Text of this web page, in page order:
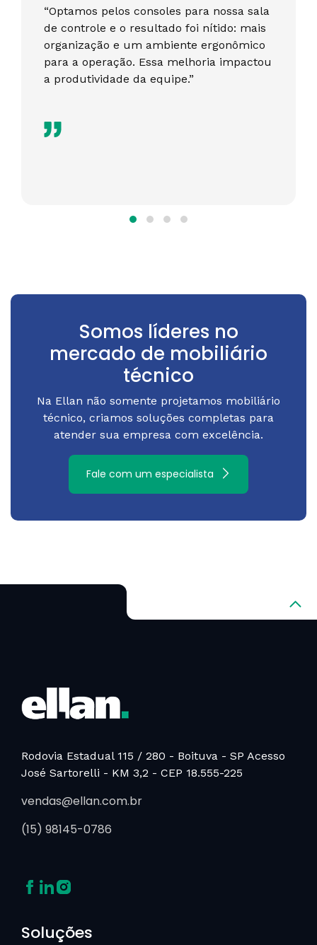
“Optamos pelos consoles para nossa sala
de controle e o resultado foi nítido: mais
organização e um ambiente ergonômico
para a operação. Essa melhoria impactou
a produtividade da equipe.”
Somos líderes no
mercado de mobiliário
técnico
Na Ellan não somente projetamos mobiliário
técnico, criamos soluções completas para
atender sua empresa com excelência.
Fale com um especialista
Rodovia Estadual 115 / 280 - Boituva - SP Acesso
José Sartorelli - KM 3,2 - CEP 18.555-225
vendas@ellan.com.br
(15) 98145-0786
Soluções